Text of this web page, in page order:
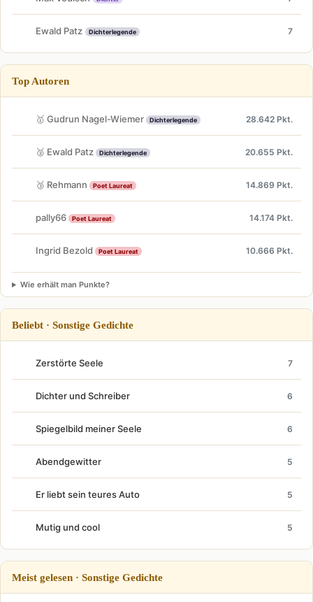
Ewald Patz Dichterlegende 7
Top Autoren
🥇 Gudrun Nagel-Wiemer Dichterlegende 28.642 Pkt.
🥈 Ewald Patz Dichterlegende 20.655 Pkt.
🥉 Rehmann Poet Laureat 14.869 Pkt.
pally66 Poet Laureat 14.174 Pkt.
Ingrid Bezold Poet Laureat 10.666 Pkt.
Wie erhält man Punkte?
Beliebt · Sonstige Gedichte
Zerstörte Seele 7
Dichter und Schreiber 6
Spiegelbild meiner Seele 6
Abendgewitter 5
Er liebt sein teures Auto 5
Mutig und cool 5
Meist gelesen · Sonstige Gedichte